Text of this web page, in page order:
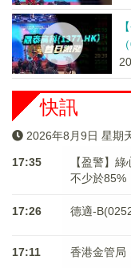
快訊
2026年8月9日 星期
17:35
【盈警】
不少於85%
17:26 德適-
17:11 香港金管局